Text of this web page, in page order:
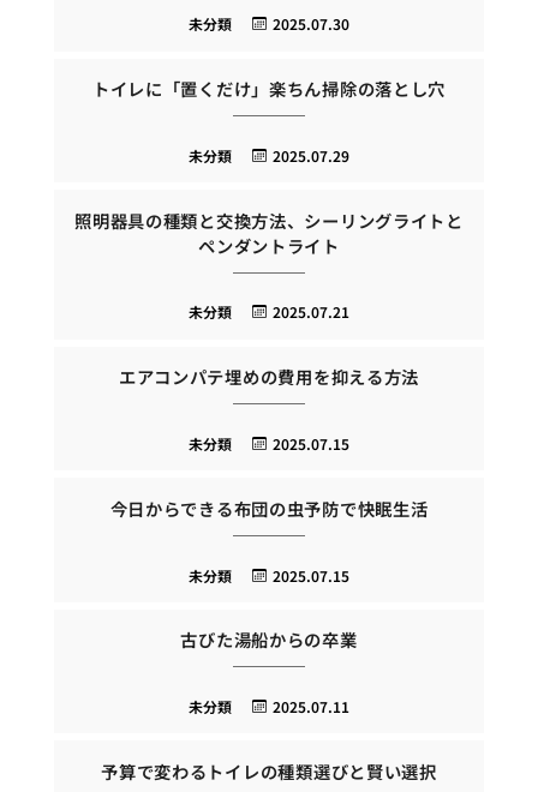
2025.07.30
未分類
トイレに「置くだけ」楽ちん掃除の落とし穴
2025.07.29
未分類
照明器具の種類と交換方法、シーリングライトと
ペンダントライト
2025.07.21
未分類
エアコンパテ埋めの費用を抑える方法
2025.07.15
未分類
今日からできる布団の虫予防で快眠生活
2025.07.15
未分類
古びた湯船からの卒業
2025.07.11
未分類
予算で変わるトイレの種類選びと賢い選択